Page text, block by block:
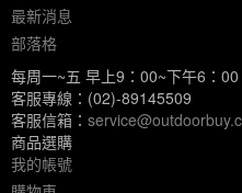
最新消息
部落格
每周一~五 早上9：00~下午6：00
客服專線：(02)-89145509
客服信箱：
商品選購
我的帳號